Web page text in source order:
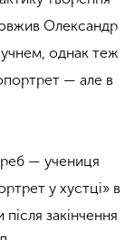
Олександр
учнем, однак теж
— але в
— учениця
у хустці» в
закінчення